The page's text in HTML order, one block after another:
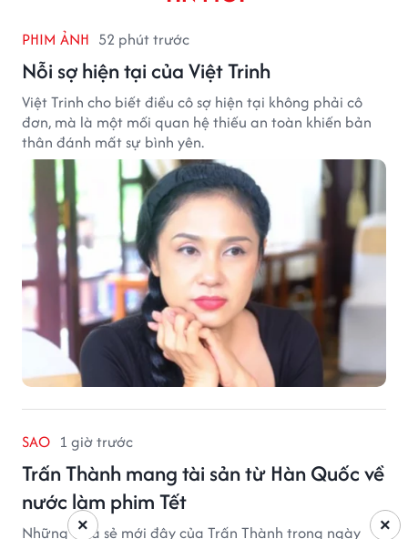
PHIM ẢNH 52 phút trước
Nỗi sợ hiện tại của Việt Trinh
Việt Trinh cho biết điều cô sợ hiện tại không phải cô
đơn, mà là một mối quan hệ thiếu an toàn khiến bản
thân đánh mất sự bình yên.
SAO 1 giờ trước
Trấn Thành mang tài sản từ Hàn Quốc về
nước làm phim Tết
Những chia sẻ mới đây của Trấn Thành trong ngày ×
×